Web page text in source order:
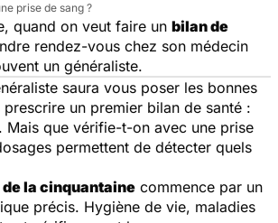
prise de sang ?
quand on veut faire un bilan de
rendez-vous chez son médecin
un généraliste.
saura vous poser les bonnes
un premier bilan de santé :
. Mais que vérifie-t-on avec une prise
permettent de détecter quels
la cinquantaine commence par un
précis. Hygiène de vie, maladies